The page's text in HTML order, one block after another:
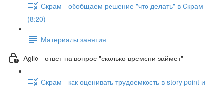
Скрам - обобщаем решение "что делать" в Скрам
(8:20)
Материалы занятия
Agile - ответ на вопрос "сколько времени займет"
Скрам - как оценивать трудоемкость в story point и